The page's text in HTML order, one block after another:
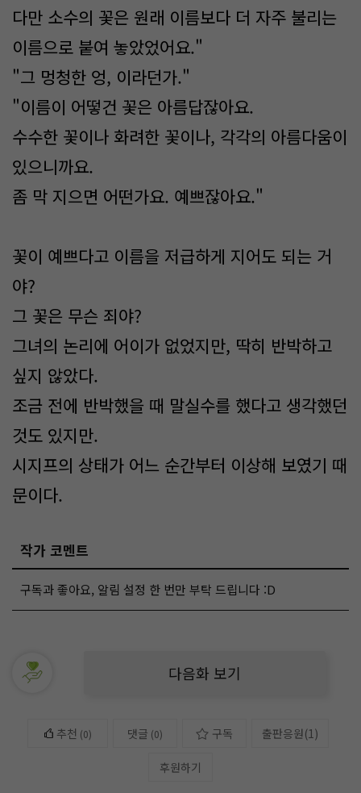
다만 소수의 꽃은 원래 이름보다 더 자주 불리는
이름으로 붙여 놓았었어요."
"그 멍청한 엉, 이라던가."
"이름이 어떻건 꽃은 아름답잖아요.
수수한 꽃이나 화려한 꽃이나, 각각의 아름다움이
있으니까요.
좀 막 지으면 어떤가요. 예쁘잖아요."
꽃이 예쁘다고 이름을 저급하게 지어도 되는 거
야?
그 꽃은 무슨 죄야?
그녀의 논리에 어이가 없었지만, 딱히 반박하고
싶지 않았다.
조금 전에 반박했을 때 말실수를 했다고 생각했던
것도 있지만.
시지프의 상태가 어느 순간부터 이상해 보였기 때
문이다.
작가 코멘트
구독과 좋아요, 알림 설정 한 번만 부탁 드립니다 :D
다음화 보기
추천 (0) 댓글 (0) 구독 출판응원(1)
후원하기